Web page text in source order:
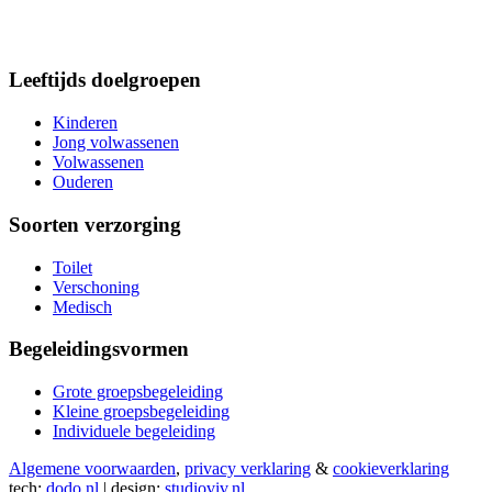
Leeftijds doelgroepen
Kinderen
Jong volwassenen
Volwassenen
Ouderen
Soorten verzorging
Toilet
Verschoning
Medisch
Begeleidingsvormen
Grote groepsbegeleiding
Kleine groepsbegeleiding
Individuele begeleiding
Algemene voorwaarden, privacy verklaring & cookieverklaring
tech: dodo.nl | design: studioviv.nl